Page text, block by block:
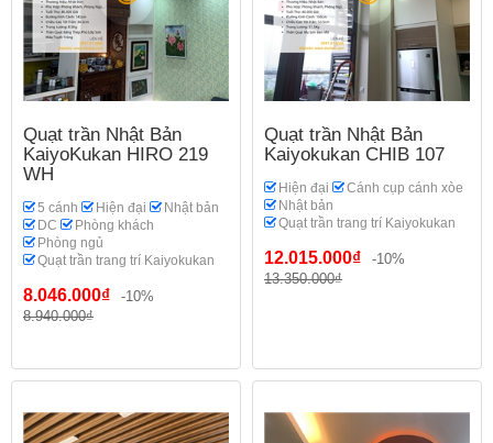
Quạt trần Nhật Bản
KaiyoKukan HIRO 219
WH
5 cánh Hiện đại
Nhật bản
DC
Phòng khách
Phòng ngủ
Quạt trần trang trí Kaiyokukan
8.046.000₫
-10%
8.940.000₫
Quạt trần Nhật Bản
Kaiyokukan CHIB 107
Hiện đại
Cánh cụp cánh xòe
Nhật bản
Quạt trần trang trí Kaiyokukan
12.015.000₫
-10%
13.350.000₫